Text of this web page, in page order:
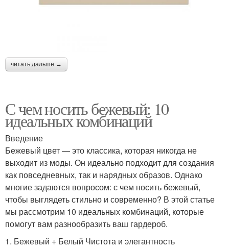
читать дальше →
С чем носить бежевый: 10
идеальных комбинаций
Введение
Бежевый цвет — это классика, которая никогда не
выходит из моды. Он идеально подходит для создания
как повседневных, так и нарядных образов. Однако
многие задаются вопросом: с чем носить бежевый,
чтобы выглядеть стильно и современно? В этой статье
мы рассмотрим 10 идеальных комбинаций, которые
помогут вам разнообразить ваш гардероб.
1. Бежевый + Белый Чистота и элегантность